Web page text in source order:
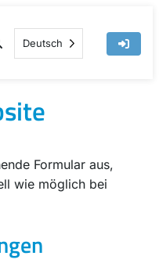
Deutsch
Formular aus,
wie möglich bei